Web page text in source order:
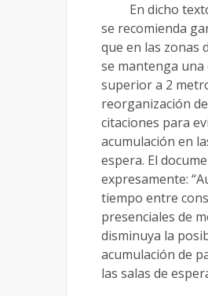
En dicho
se recomienda
que en las zonas
se mantenga una
superior a 2
reorganización
citaciones para
acumulación en
espera. El
expresamente:
tiempo entre
presenciales de
disminuya la
acumulación de
las salas de